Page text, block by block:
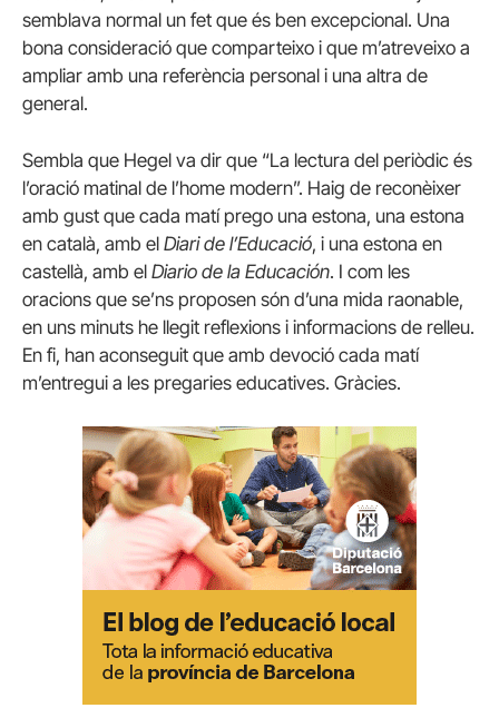
semblava normal un fet que és ben excepcional. Una
bona consideració que comparteixo i que m’atreveixo a
ampliar amb una referència personal i una altra de
general.
Sembla que Hegel va dir que “La lectura del periòdic és
l’oració matinal de l’home modern”. Haig de reconèixer
amb gust que cada matí prego una estona, una estona
en català, amb el Diari de l’Educació, i una estona en
castellà, amb el Diario de la Educación. I com les
oracions que se’ns proposen són d’una mida raonable,
en uns minuts he llegit reflexions i informacions de relleu.
En fi, han aconseguit que amb devoció cada matí
m’entregui a les pregaries educatives. Gràcies.